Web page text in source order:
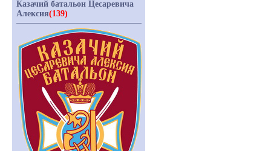
Казачий батальон Цесаревича
Алексия(139)